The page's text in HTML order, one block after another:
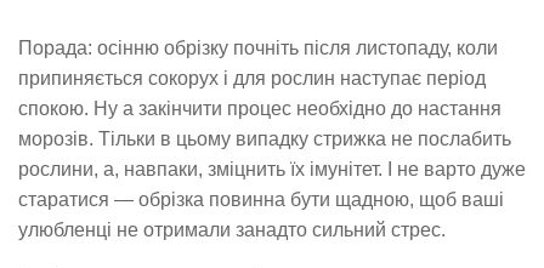
Порада: осінню обрізку почніть після листопаду, коли
припиняється сокорух і для рослин наступає період
спокою. Ну а закінчити процес необхідно до настання
морозів. Тільки в цьому випадку стрижка не послабить
рослини, а, навпаки, зміцнить їх імунітет. І не варто дуже
старатися — обрізка повинна бути щадною, щоб ваші
улюбленці не отримали занадто сильний стрес.